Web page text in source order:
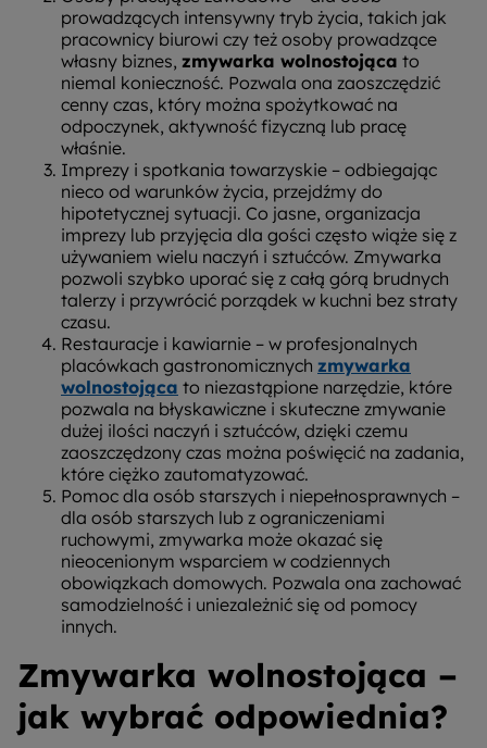
prowadzących intensywny tryb życia, takich jak
pracownicy biurowi czy też osoby prowadzące
własny biznes, zmywarka wolnostojąca to
niemal konieczność. Pozwala ona zaoszczędzić
cenny czas, który można spożytkować na
odpoczynek, aktywność fizyczną lub pracę
właśnie.
Imprezy i spotkania towarzyskie – odbiegając
nieco od warunków życia, przejdźmy do
hipotetycznej sytuacji. Co jasne, organizacja
imprezy lub przyjęcia dla gości często wiąże się z
używaniem wielu naczyń i sztućców. Zmywarka
pozwoli szybko uporać się z całą górą brudnych
talerzy i przywrócić porządek w kuchni bez straty
czasu.
Restauracje i kawiarnie – w profesjonalnych
placówkach gastronomicznych zmywarka
wolnostojąca to niezastąpione narzędzie, które
pozwala na błyskawiczne i skuteczne zmywanie
dużej ilości naczyń i sztućców, dzięki czemu
zaoszczędzony czas można poświęcić na zadania,
które ciężko zautomatyzować.
Pomoc dla osób starszych i niepełnosprawnych –
dla osób starszych lub z ograniczeniami
ruchowymi, zmywarka może okazać się
nieocenionym wsparciem w codziennych
obowiązkach domowych. Pozwala ona zachować
samodzielność i uniezależnić się od pomocy
innych.
Zmywarka wolnostojąca –
jak wybrać odpowiednia?